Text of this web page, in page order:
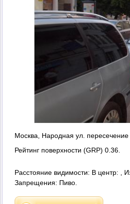
Москва, Народная ул.
Рейтинг поверхности (GRP) 0.36.
Расстояние видимости: В центр: ,
Запрещения: Пиво.